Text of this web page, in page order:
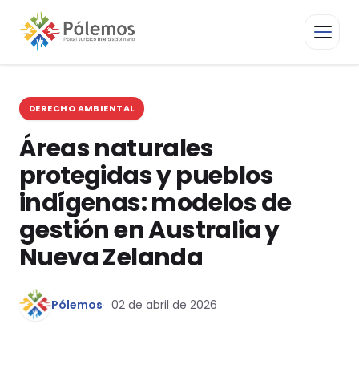
DERECHO AMBIENTAL
Áreas naturales
protegidas y pueblos
indígenas: modelos de
gestión en Australia y
Nueva Zelanda
Pólemos 02 de abril de 2026